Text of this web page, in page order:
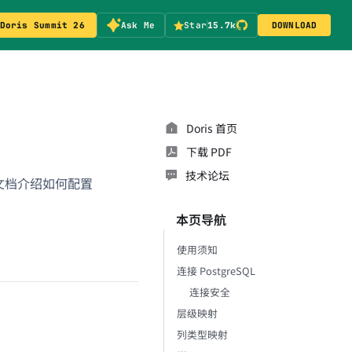
Doris Summit 26 Ask Me Star15.7k DOWNLOAD
介绍如何配置
Doris 首页
下载 PDF
技术论坛
本页导航
使用须知
连接 PostgreSQL
连接安全
层级映射
列类型映射